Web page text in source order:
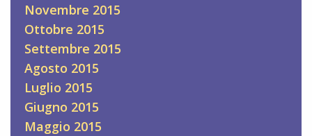
Novembre 2015
Ottobre 2015
Settembre 2015
Agosto 2015
Luglio 2015
Giugno 2015
Maggio 2015